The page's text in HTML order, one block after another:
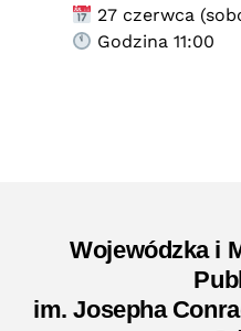
27 czerwca
Godzina 11:00
Wojewódzka i
im. Josepha